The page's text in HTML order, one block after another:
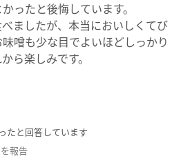
ったと後悔しています。
ましたが、本当においしくてび
噌も少な目でよいほどしっかり
ら楽しみです。
たと回答しています
報告